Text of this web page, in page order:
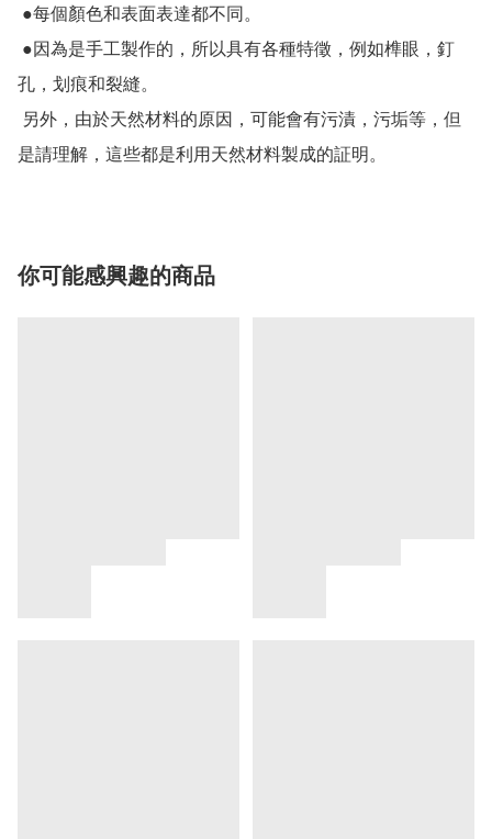
孔，划痕和裂縫。
是請理解，這些都是利用天然材料製成的証明。
你可能感興趣的商品